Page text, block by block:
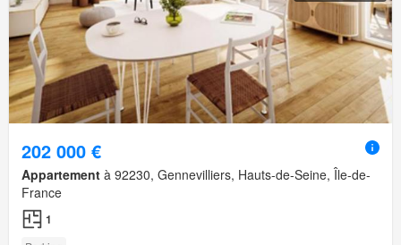
202 000 €
Appartement à 92230, Gennevilliers, Hauts-de-Seine, Île-de-
France
1